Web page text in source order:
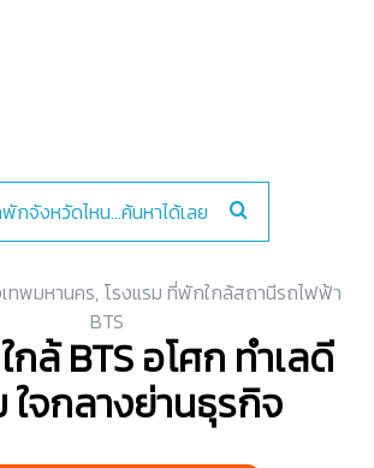
ทพมหานคร, โรงแรม ที่พักใกล้สถานีรถไฟฟ้า
BTS
กล้ BTS อโศก ทำเลดี
ใจกลางย่านธุรกิจ